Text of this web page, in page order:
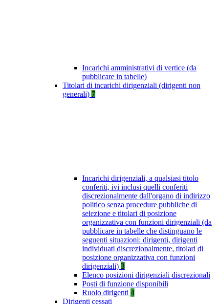
Incarichi amministrativi di vertice (da
pubblicare in tabelle)
Titolari di incarichi dirigenziali (dirigenti non
generali) 7
Incarichi dirigenziali, a qualsiasi titolo
conferiti, ivi inclusi quelli conferiti
discrezionalmente dall'organo di indirizzo
politico senza procedure pubbliche di
selezione e titolari di posizione
organizzativa con funzioni dirigenziali (da
pubblicare in tabelle che distinguano le
seguenti situazioni: dirigenti, dirigenti
individuati discrezionalmente, titolari di
posizione organizzativa con funzioni
dirigenziali) 3
Elenco posizioni dirigenziali discrezionali
Posti di funzione disponibili
Ruolo dirigenti 4
Dirigenti cessati